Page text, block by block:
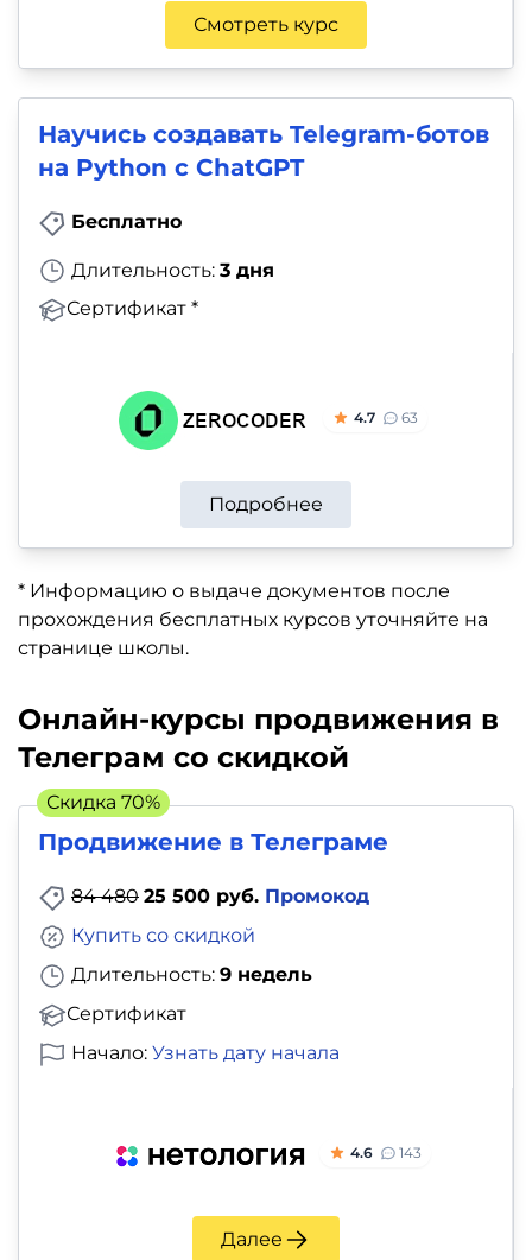
Смотреть курс
Научись создавать Telegram-ботов
на Python с ChatGPT
Бесплатно
Длительность: 3 дня
Сертификат *
4.7 63
Подробнее
* Информацию о выдаче документов после
прохождения бесплатных курсов уточняйте на
странице школы.
Онлайн-курсы продвижения в
Телеграм со скидкой
Продвижение в Телеграме
84 480 25 500 руб. Промокод
Длительность: 9 недель
Сертификат
Купить со скидкой
Начало: Узнать дату начала
4.6 143
Далее
Скидка 70%